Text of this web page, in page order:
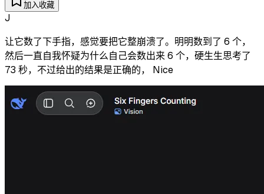
加入收藏
J
让它数了下手指，感觉要把它整崩溃了。明明数到了 6 个，
然后一直自我怀疑为什么自己会数出来 6 个，硬生生思考了
73 秒，不过给出的结果是正确的， Nice